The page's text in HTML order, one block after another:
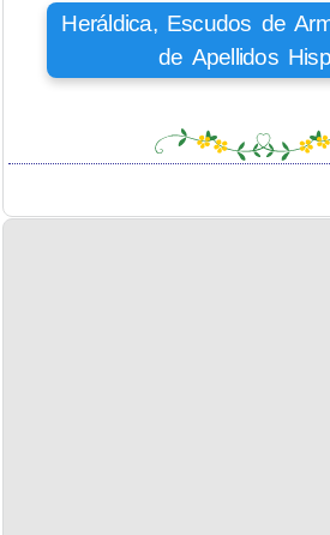
Heráldica, Escudos de
de Apellidos